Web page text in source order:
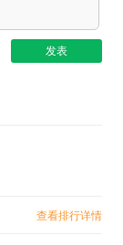
查看排行详情